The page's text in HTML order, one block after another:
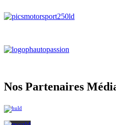
Nos Partenaires